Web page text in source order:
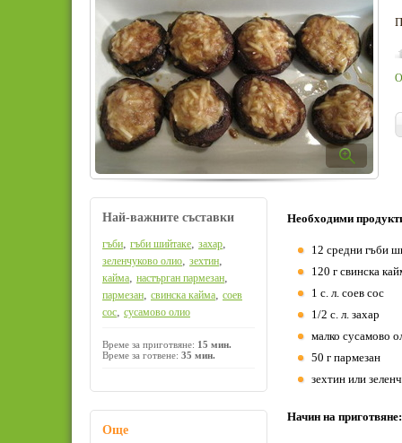
Необходими
12 средни гъби
120 г свинска
1 с. л. соев сос
1/2 с. л. захар
малко сусамово
50 г пармезан
зехтин или
Начин на приготвяне:
Най-важните съставки
гъби, гъби шийтаке, захар,
зеленчуково олио, зехтин,
кайма, настърган пармезан,
пармезан, свинска кайма, соев
сос, сусамово олио
Време за приготвяне: 15 мин.
Време за готвене: 35 мин.
Още